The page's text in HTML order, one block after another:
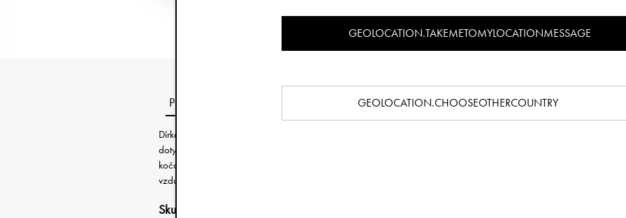
Popis Specifikace
Dírkovaný úplet, který zdobí tuto deku, vytváří půvabný krajkový vzhled a dodává pocit pohodlí s
dotykem kašmíru. Deka má ideální velikost na zachumlání drobného tělíčka a lze ji používat v
kočárku, k mazlení v postýlce nebo kdykoli potřebujete něco hřejivého, ale zároveň hebkého a
vzdušného. Lze ji prát opakovaně v pračce bez obav ze ztráty skvělých vlastností použitého materiálu.
Skutečně univerzální deka
GEOLOCATION.TAKEMETOMYLOCATIONMESSAGE
GEOLOCATION.CHOOSEOTHERCOUNTRY